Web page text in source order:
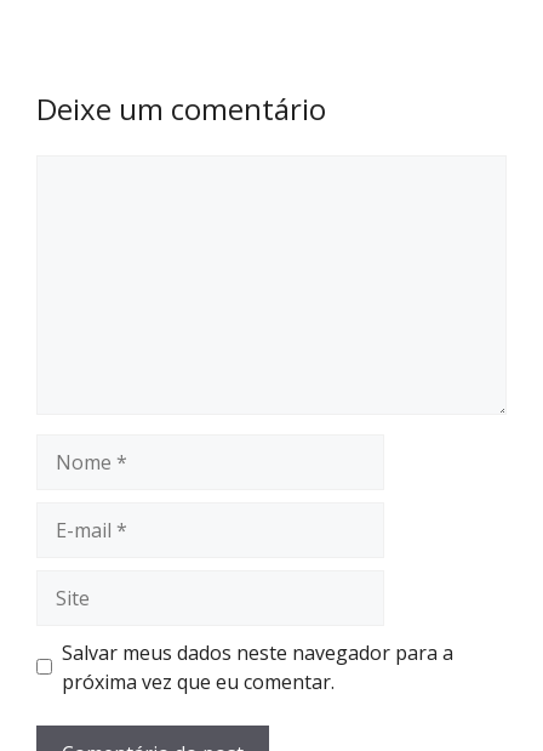
Deixe um comentário
Salvar meus dados neste navegador para a
próxima vez que eu comentar.